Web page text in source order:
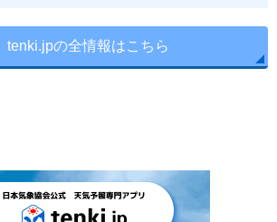
tenki.jpの全情報はこちら